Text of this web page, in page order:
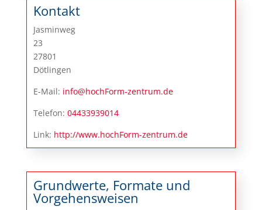
Kontakt
Jasminweg
23
27801
Dötlingen
E-Mail: info@hochForm-zentrum.de
Telefon: 04433939014
Link: http://www.hochForm-zentrum.de
Grundwerte, Formate und
Vorgehensweisen